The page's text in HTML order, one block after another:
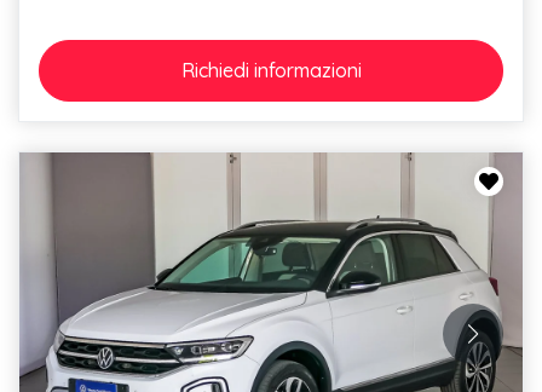
Richiedi informazioni